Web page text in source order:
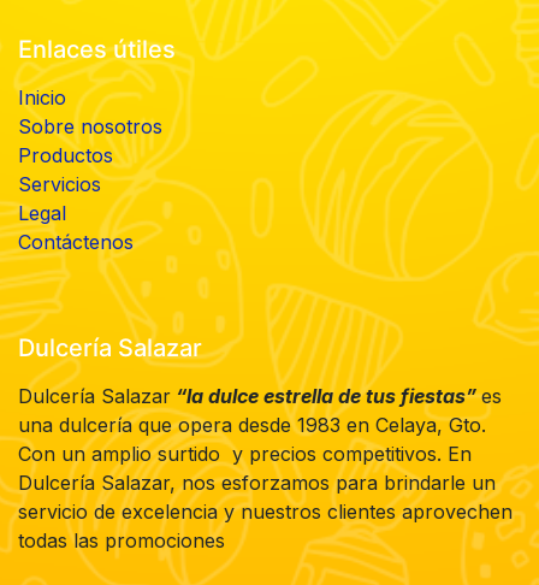
Enlaces útiles
Inicio
Sobre nosotros
Productos
Servicios
Legal
Contáctenos
Dulcería Salazar
Dulcería Salazar “la dulce estrella de tus fiestas”es
una dulcería que opera desde 1983 en Celaya, Gto.
Con un amplio surtido y precios competitivos. En
Dulcería Salazar, nos esforzamos para brindarle un
servicio de excelencia y nuestros clientes aprovechen
todas las promociones